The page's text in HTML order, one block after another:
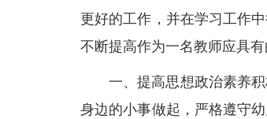
更好的工作，并在学习工作
不断提高作为一名教师应具
一、提高思想政治素养
身边的小事做起，严格遵守